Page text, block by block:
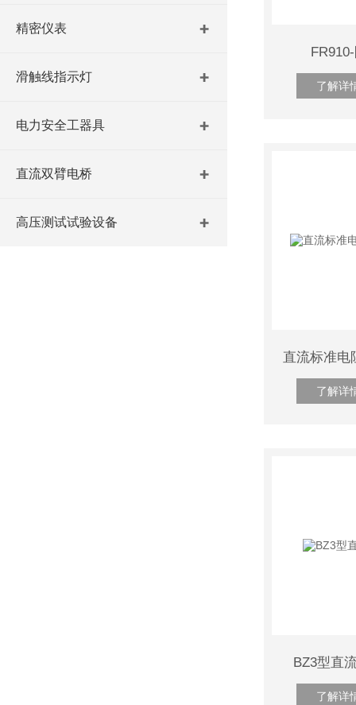
精密仪表
滑触线指示灯
电力安全工器具
直流双臂电桥
高压测试试验设备
了解详
了解详
BZ3型直
了解详